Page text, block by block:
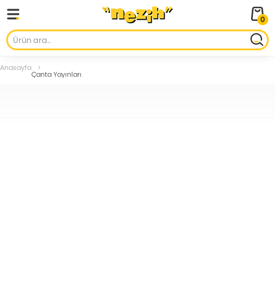
0
Anasayfa
Çanta Yayınları